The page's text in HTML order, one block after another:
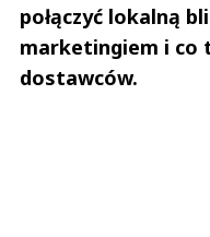
połączyć lokalną
marketingiem i co
dostawców.